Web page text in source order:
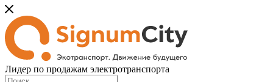
Лидер по продажам электротранспорта